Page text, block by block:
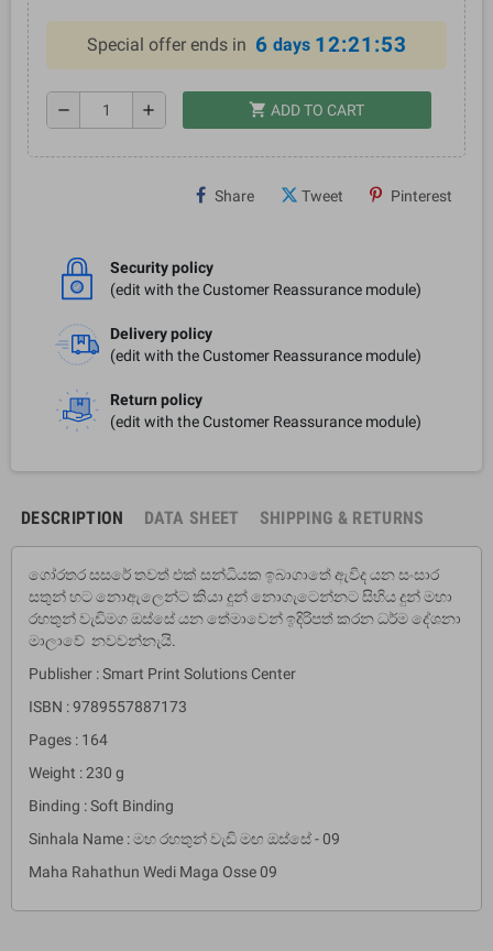
Special offer ends in 6 days 12:21:53
remove add shopping_cart ADD TO CART
Share Tweet Pinterest
Security policy
(edit with the Customer Reassurance module)
Delivery policy
(edit with the Customer Reassurance module)
Return policy
(edit with the Customer Reassurance module)
DESCRIPTION DATA SHEET SHIPPING & RETURNS
ගෝරතර සසරේ තවත් එක් සන්ධියක ඉබාගාතේ ඇවිද යන සංසාර
සතුන් හට නොඇලෙන්ට කියා දුන් නොගැටෙන්නට සිහිය දුන් මහා
රහතුන් වැඩිමග ඔස්සේ යන තේමාවෙන් ඉදිරිපත් කරන ධර්ම දේශනා
මාලාවේ නවවන්නැයි.
Publisher : Smart Print Solutions Center
ISBN : 9789557887173
Pages : 164
Weight : 230 g
Binding : Soft Binding
Sinhala Name : මහ රහතුන් වැඩි මඟ ඔස්සේ - 09
Maha Rahathun Wedi Maga Osse 09